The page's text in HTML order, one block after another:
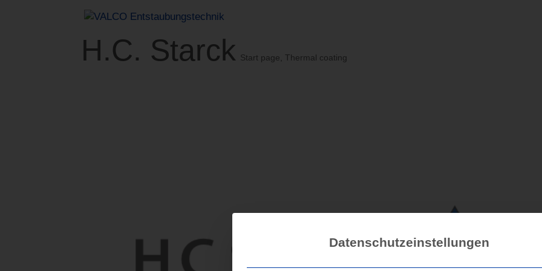
H.C. Starck Start page Thermal coating
Datenschutzeinstellungen